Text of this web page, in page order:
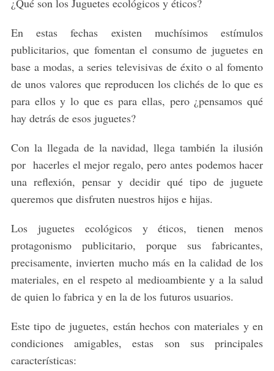
¿Qué son los Juguetes ecológicos y éticos?
En estas fechas existen muchísimos estímulos
publicitarios, que fomentan el consumo de juguetes en
base a modas, a series televisivas de éxito o al fomento
de unos valores que reproducen los clichés de lo que es
para ellos y lo que es para ellas, pero ¿pensamos qué
hay detrás de esos juguetes?
Con la llegada de la navidad, llega también la ilusión
por hacerles el mejor regalo, pero antes podemos hacer
una reflexión, pensar y decidir qué tipo de juguete
queremos que disfruten nuestros hijos e hijas.
Los juguetes ecológicos y éticos, tienen menos
protagonismo publicitario, porque sus fabricantes,
precisamente, invierten mucho más en la calidad de los
materiales, en el respeto al medioambiente y a la salud
de quien lo fabrica y en la de los futuros usuarios.
Este tipo de juguetes, están hechos con materiales y en
condiciones amigables, estas son sus principales
características: